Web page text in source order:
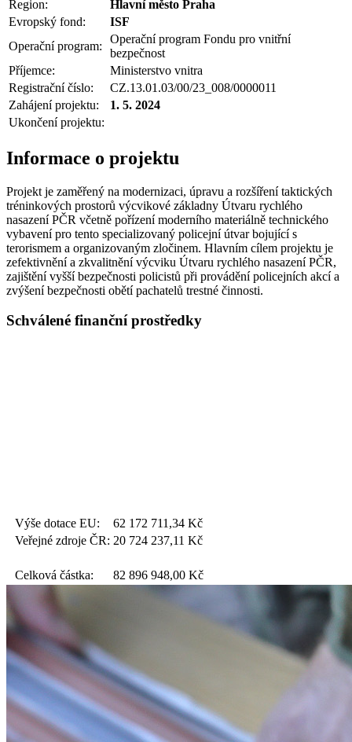
Region:
Hlavní město Praha
Evropský fond:
ISF
Operační program:
Operační program Fondu pro vnitřní
bezpečnost
Příjemce:
Ministerstvo vnitra
Registrační číslo:
CZ.13.01.03/00/23_008/0000011
Zahájení projektu:
1. 5. 2024
Ukončení projektu:
Informace o projektu
Projekt je zaměřený na modernizaci, úpravu a rozšíření taktických
tréninkových prostorů výcvikové základny Útvaru rychlého
nasazení PČR včetně pořízení moderního materiálně technického
vybavení pro tento specializovaný policejní útvar bojující s
terorismem a organizovaným zločinem. Hlavním cílem projektu je
zefektivnění a zkvalitnění výcviku Útvaru rychlého nasazení PČR,
zajištění vyšší bezpečnosti policistů při provádění policejních akcí a
zvýšení bezpečnosti obětí pachatelů trestné činnosti.
Schválené finanční prostředky
Výše dotace EU: 62 172 711,34 Kč
Veřejné zdroje ČR: 20 724 237,11 Kč
Celková částka: 82 896 948,00 Kč